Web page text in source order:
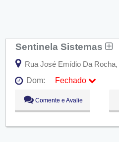
Sentinela Sistemas
Rua José Emídio Da
Dom:
Fechado
Seg:
Ter:
09:00 - 18:00
Qua:
09:00 - 18:00
Sex:
09:00 - 18:00
Comente e Avalie